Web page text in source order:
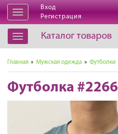
Открыть
навигацию
Вход
Регистрация
Открыть
навигацию
Каталог товаров
Главная » Мужская одежда » Футболки
Футболка